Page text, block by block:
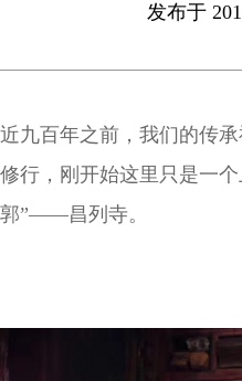
发布于
近九百年之前，我们的传
修行，刚开始这里只是一
郭”——昌列寺。